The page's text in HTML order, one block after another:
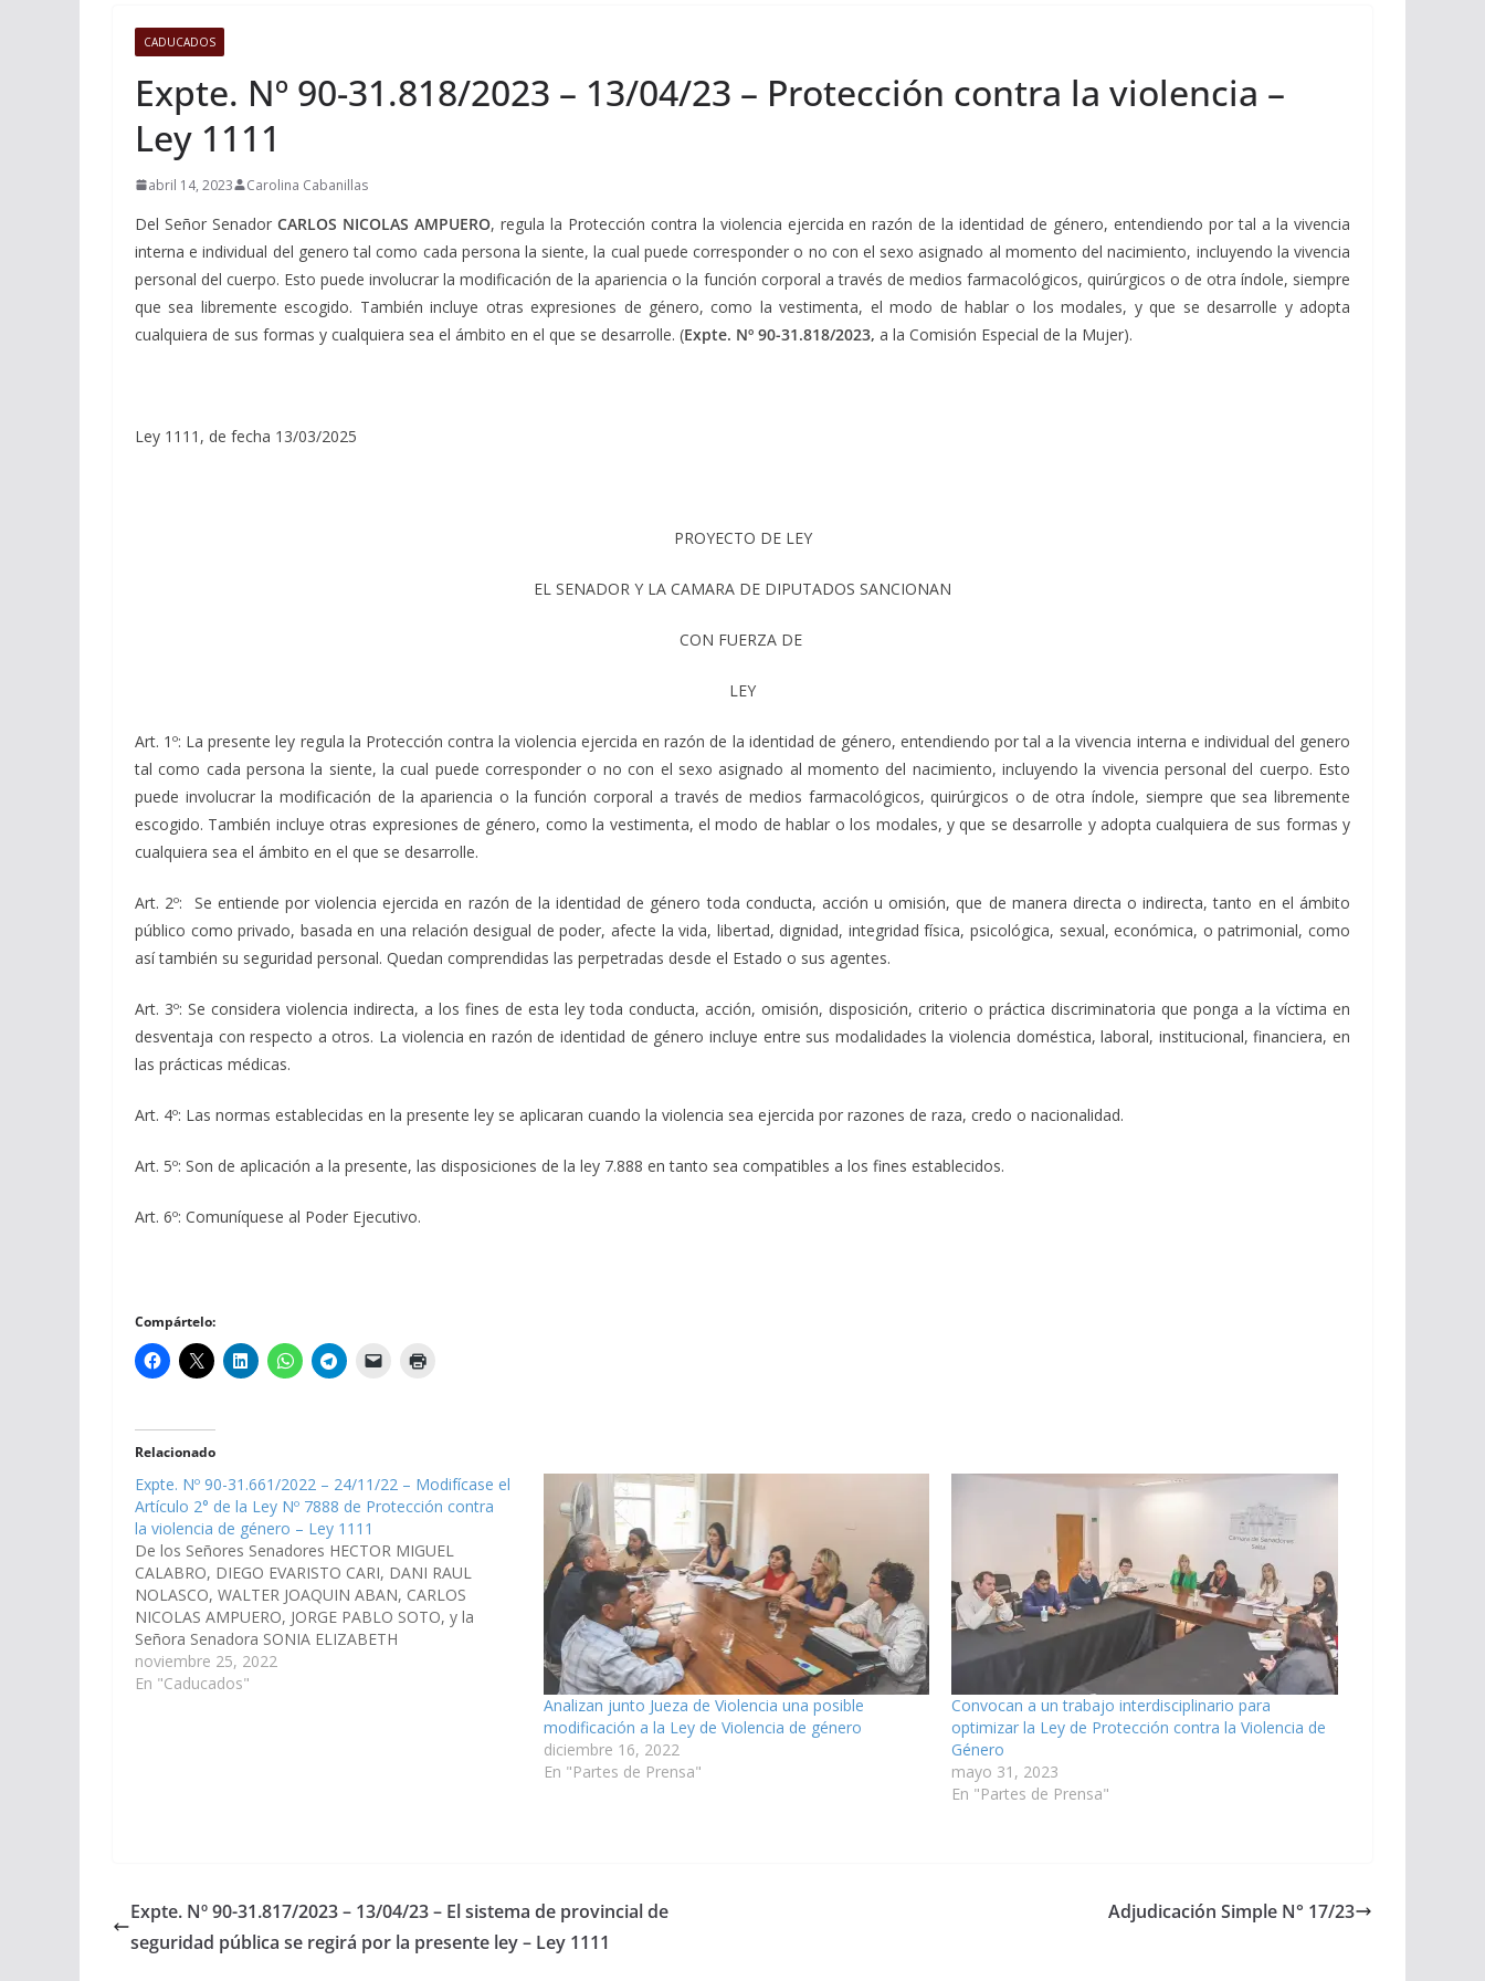
CADUCADOS
Expte. Nº 90-31.818/2023 – 13/04/23 – Protección contra la violencia –
Ley 1111
abril 14, 2023 Carolina Cabanillas
Del Señor Senador CARLOS NICOLAS AMPUERO, regula la Protección contra la violencia ejercida en razón de la identidad de género, entendiendo por tal a la vivencia
interna e individual del genero tal como cada persona la siente, la cual puede corresponder o no con el sexo asignado al momento del nacimiento, incluyendo la vivencia
personal del cuerpo. Esto puede involucrar la modificación de la apariencia o la función corporal a través de medios farmacológicos, quirúrgicos o de otra índole, siempre
que sea libremente escogido. También incluye otras expresiones de género, como la vestimenta, el modo de hablar o los modales, y que se desarrolle y adopta
cualquiera de sus formas y cualquiera sea el ámbito en el que se desarrolle. (Expte. Nº 90-31.818/2023, a la Comisión Especial de la Mujer).
Ley 1111, de fecha 13/03/2025
PROYECTO DE LEY
EL SENADOR Y LA CAMARA DE DIPUTADOS SANCIONAN
CON FUERZA DE
LEY
Art. 1º: La presente ley regula la Protección contra la violencia ejercida en razón de la identidad de género, entendiendo por tal a la vivencia interna e individual del genero
tal como cada persona la siente, la cual puede corresponder o no con el sexo asignado al momento del nacimiento, incluyendo la vivencia personal del cuerpo. Esto
puede involucrar la modificación de la apariencia o la función corporal a través de medios farmacológicos, quirúrgicos o de otra índole, siempre que sea libremente
escogido. También incluye otras expresiones de género, como la vestimenta, el modo de hablar o los modales, y que se desarrolle y adopta cualquiera de sus formas y
cualquiera sea el ámbito en el que se desarrolle.
Art. 2º: Se entiende por violencia ejercida en razón de la identidad de género toda conducta, acción u omisión, que de manera directa o indirecta, tanto en el ámbito
público como privado, basada en una relación desigual de poder, afecte la vida, libertad, dignidad, integridad física, psicológica, sexual, económica, o patrimonial, como
así también su seguridad personal. Quedan comprendidas las perpetradas desde el Estado o sus agentes.
Art. 3º: Se considera violencia indirecta, a los fines de esta ley toda conducta, acción, omisión, disposición, criterio o práctica discriminatoria que ponga a la víctima en
desventaja con respecto a otros. La violencia en razón de identidad de género incluye entre sus modalidades la violencia doméstica, laboral, institucional, financiera, en
las prácticas médicas.
Art. 4º: Las normas establecidas en la presente ley se aplicaran cuando la violencia sea ejercida por razones de raza, credo o nacionalidad.
Art. 5º: Son de aplicación a la presente, las disposiciones de la ley 7.888 en tanto sea compatibles a los fines establecidos.
Art. 6º: Comuníquese al Poder Ejecutivo.
Compártelo:
Relacionado
Expte. Nº 90-31.661/2022 – 24/11/22 – Modifícase el
Artículo 2° de la Ley Nº 7888 de Protección contra
la violencia de género – Ley 1111
De los Señores Senadores HECTOR MIGUEL
CALABRO, DIEGO EVARISTO CARI, DANI RAUL
NOLASCO, WALTER JOAQUIN ABAN, CARLOS
NICOLAS AMPUERO, JORGE PABLO SOTO, y la
Señora Senadora SONIA ELIZABETH
MAGNO, modificase el Artículo 2° de la Ley Nº 7888
de Protección contra la violencia de género, el que
noviembre 25, 2022
En "Caducados"
Analizan junto Jueza de Violencia una posible
modificación a la Ley de Violencia de género
diciembre 16, 2022
En "Partes de Prensa"
Convocan a un trabajo interdisciplinario para
optimizar la Ley de Protección contra la Violencia de
Género
mayo 31, 2023
En "Partes de Prensa"
Expte. Nº 90-31.817/2023 – 13/04/23 – El sistema de provincial de
seguridad pública se regirá por la presente ley – Ley 1111
Adjudicación Simple N° 17/23